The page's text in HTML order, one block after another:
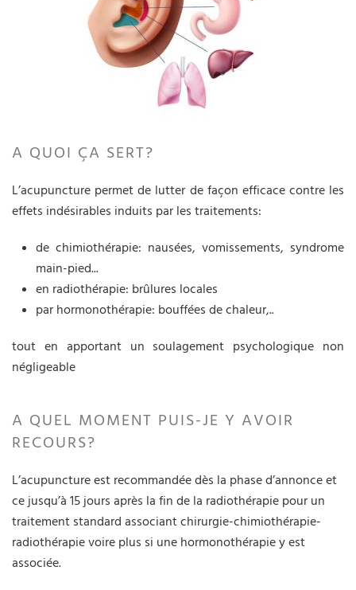
A QUOI ÇA SERT?
L’acupuncture permet de lutter de façon efficace contre les
effets indésirables induits par les traitements:
de chimiothérapie: nausées, vomissements, syndrome
main-pied...
en radiothérapie: brûlures locales
par hormonothérapie: bouffées de chaleur,..
tout en apportant un soulagement psychologique non
négligeable
A QUEL MOMENT PUIS-JE Y AVOIR
RECOURS?
L’acupuncture est recommandée dès la phase d’annonce et
ce jusqu’à 15 jours après la fin de la radiothérapie pour un
traitement standard associant chirurgie-chimiothérapie-
radiothérapie voire plus si une hormonothérapie y est
associée.